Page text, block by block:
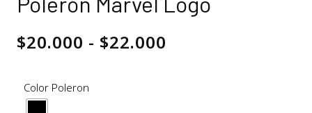
$20.000 - $22.000
Color Poleron